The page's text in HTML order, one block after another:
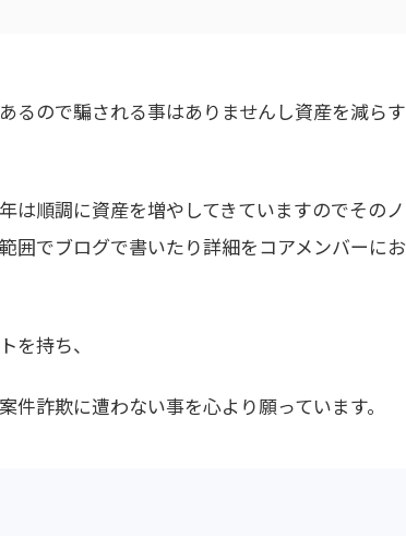
るので騙される事はありませんし資産を減らす
は順調に資産を増やしてきていますのでそのノ
囲でブログで書いたり詳細をコアメンバーにお
を持ち、
詐欺に遭わない事を心より願っています。